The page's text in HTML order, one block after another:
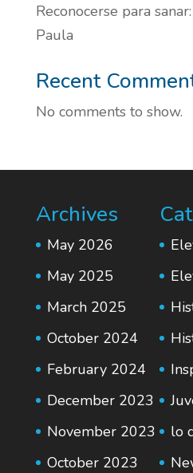
Reconocerse para
Paula
Recent
No comments to show.
Archives
May 2026
May 2025
March 2025
October 2024
February 2024
December 2023
November 2023
October 2023
lo